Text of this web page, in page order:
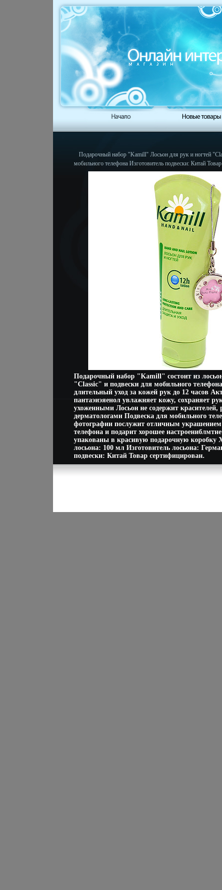
Подарочный набор "Kamill" Лосьон для рук и ногтей
мобильного телефона Изготовитель подвески: Китай
Подарочный набор "Kamill" состоит из
"Classic" и подвески для мобильного
длительный уход за кожей рук до 12 часов
пантаэиэяенол увлажняет кожу, сохраняет
ухоженными Лосьон не содержит красителей,
дерматологами Подвеска для мобильного
фотографии послужит отличным
телефона и подарит хорошее
упакованы в красивую подарочную коробку
лосьона: 100 мл Изготовитель лосьона:
подвески: Китай Товар сертифицирован.